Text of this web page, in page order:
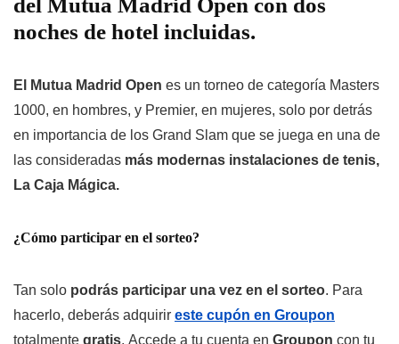
noches de hotel incluidas.
El Mutua Madrid Open es un torneo de categoría Masters
1000, en hombres, y Premier, en mujeres, solo por detrás
en importancia de los Grand Slam que se juega en una de
las consideradas más modernas instalaciones de tenis,
La Caja Mágica.
¿Cómo participar en el sorteo?
Tan solo podrás participar una vez en el sorteo. Para
hacerlo, deberás adquirir este cupón en Groupon
totalmente gratis. Accede a tu cuenta en Groupon con tu